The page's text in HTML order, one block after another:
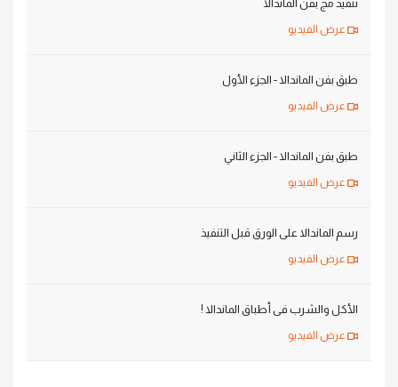
تنفيذ مج بفن الماندالا
عرض الفيديو
طبق بفن الماندالا - الجزء الأول
عرض الفيديو
طبق بفن الماندالا - الجزء الثاني
عرض الفيديو
رسم الماندالا على الورق قبل التنفيذ
عرض الفيديو
الأكل والشرب فى أطباق الماندالا !
عرض الفيديو